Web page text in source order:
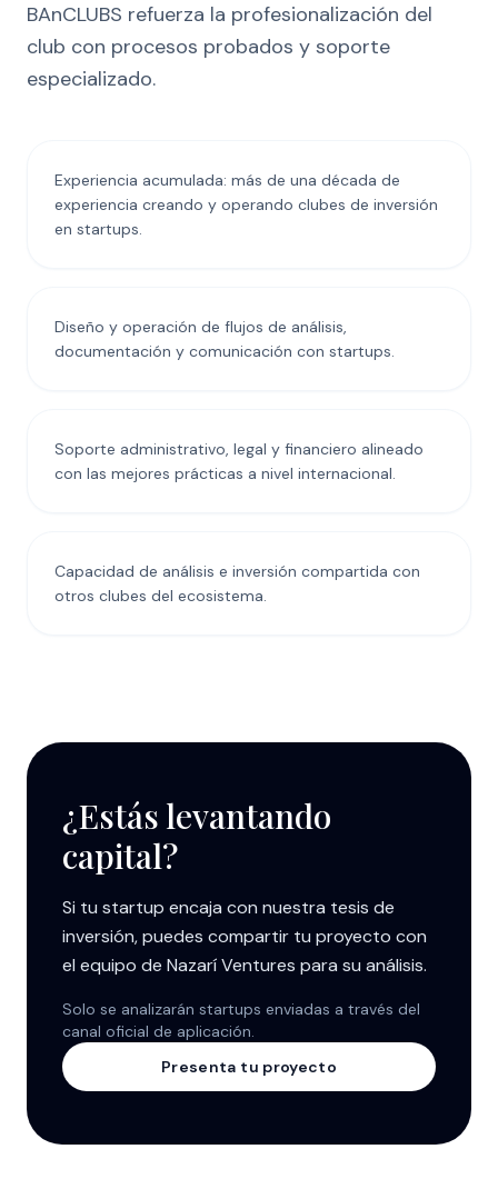
BAnCLUBS refuerza la profesionalización del
club con procesos probados y soporte
especializado.
Experiencia acumulada: más de una década de
experiencia creando y operando clubes de inversión
en startups.
Diseño y operación de flujos de análisis,
documentación y comunicación con startups.
Soporte administrativo, legal y financiero alineado
con las mejores prácticas a nivel internacional.
Capacidad de análisis e inversión compartida con
otros clubes del ecosistema.
¿Estás levantando
capital?
Si tu startup encaja con nuestra tesis de
inversión, puedes compartir tu proyecto con
el equipo de Nazarí Ventures para su análisis.
Solo se analizarán startups enviadas a través del
canal oficial de aplicación.
Presenta tu proyecto